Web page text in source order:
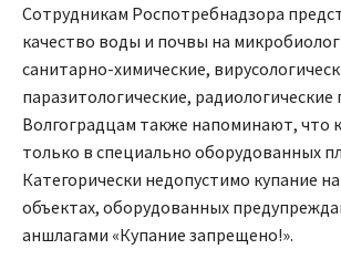
Сотрудникам Роспотребнадзора
качество воды и почвы на
санитарно-химические,
паразитологические, радиологические
Волгоградцам также напоминают, что
только в специально оборудованных
Категорически недопустимо купание
объектах, оборудованных
аншлагами «Купание запрещено!».